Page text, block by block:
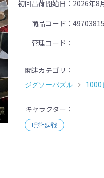
初回出荷開始日
2026年8
商品コード
管理コード
関連カテゴリ
ジグソーパズル 1000
キャラクター
呪術廻戦